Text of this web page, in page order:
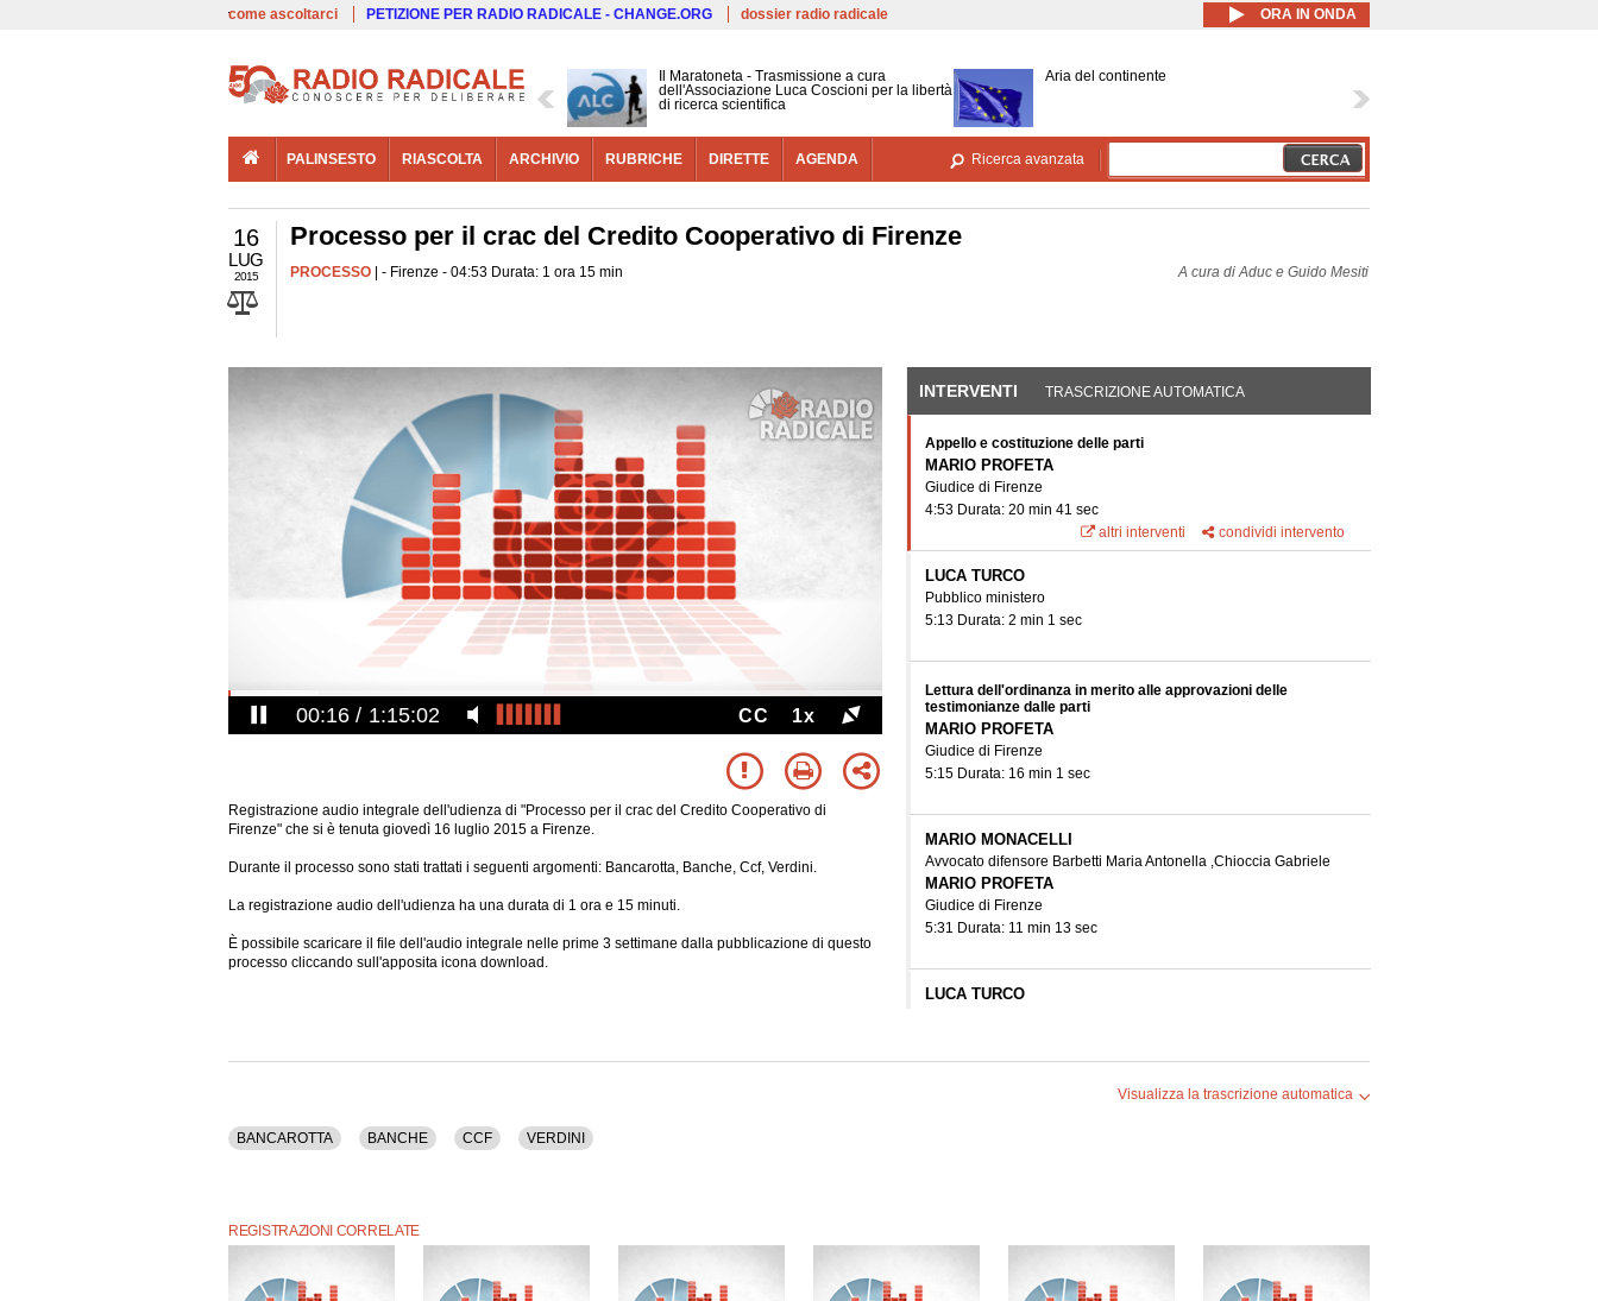
Salta al contenuto principale
come ascoltarci PETIZIONE PER RADIO RADICALE - CHANGE.ORG dossier radio radicale ORA IN ONDA
Il Maratoneta - Trasmissione a cura
dell'Associazione Luca Coscioni per la libertà
di ricerca scientifica
Aria del continente
PALINSESTO RIASCOLTA ARCHIVIO RUBRICHE DIRETTE AGENDA Ricerca avanzata
16
LUG
2015
Processo per il crac del Credito Cooperativo di Firenze
PROCESSO | - Firenze - 04:53 Durata: 1 ora 15 min A cura diAduc e Guido Mesiti
00:17 1:15:02 CC 1x
Registrazione audio integrale dell'udienza di "Processo per il crac del Credito Cooperativo di
Firenze" che si è tenuta giovedì 16 luglio 2015 a Firenze.
Durante il processo sono stati trattati i seguenti argomenti: Bancarotta, Banche, Ccf, Verdini.
La registrazione audio dell'udienza ha una durata di 1 ora e 15 minuti.
È possibile scaricare il file dell'audio integrale nelle prime 3 settimane dalla pubblicazione di questo
processo cliccando sull'apposita icona download.
INTERVENTI (SCHEDA ATTIVA)
TRASCRIZIONE AUTOMATICA
Appello e costituzione delle parti
MARIO PROFETA
Giudice di Firenze
4:53 Durata: 20 min 41 sec
altri interventi
condividi intervento
LUCA TURCO
Pubblico ministero
5:13 Durata: 2 min 1 sec
Lettura dell'ordinanza in merito alle approvazioni delle
testimonianze dalle parti
MARIO PROFETA
Giudice di Firenze
5:15 Durata: 16 min 1 sec
MARIO MONACELLI
Avvocato difensore Barbetti Maria Antonella ,Chioccia Gabriele
MARIO PROFETA
Giudice di Firenze
5:31 Durata: 11 min 13 sec
LUCA TURCO
Giudice di Firenze
Prossima udienza: 14 ottobre 2015, ore 15,00
Visualizza la trascrizione automatica
BANCAROTTA BANCHE CCF VERDINI
REGISTRAZIONI CORRELATE